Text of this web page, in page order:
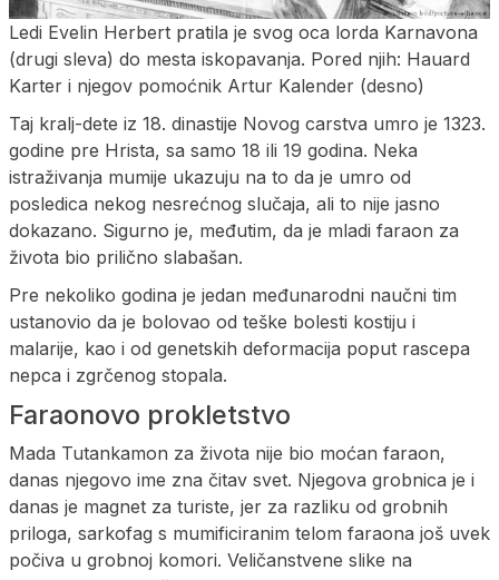
Ledi Evelin Herbert pratila je svog oca lorda Karnavona
(drugi sleva) do mesta iskopavanja. Pored njih: Hauard
Karter i njegov pomoćnik Artur Kalender (desno)
Taj kralj-dete iz 18. dinastije Novog carstva umro je 1323.
godine pre Hrista, sa samo 18 ili 19 godina. Neka
istraživanja mumije ukazuju na to da je umro od
posledica nekog nesrećnog slučaja, ali to nije jasno
dokazano. Sigurno je, međutim, da je mladi faraon za
života bio prilično slabašan.
Pre nekoliko godina je jedan međunarodni naučni tim
ustanovio da je bolovao od teške bolesti kostiju i
malarije, kao i od genetskih deformacija poput rascepa
nepca i zgrčenog stopala.
Faraonovo prokletstvo
Mada Tutankamon za života nije bio moćan faraon,
danas njegovo ime zna čitav svet. Njegova grobnica je i
danas je magnet za turiste, jer za razliku od grobnih
priloga, sarkofag s mumificiranim telom faraona još uvek
počiva u grobnoj komori. Veličanstvene slike na